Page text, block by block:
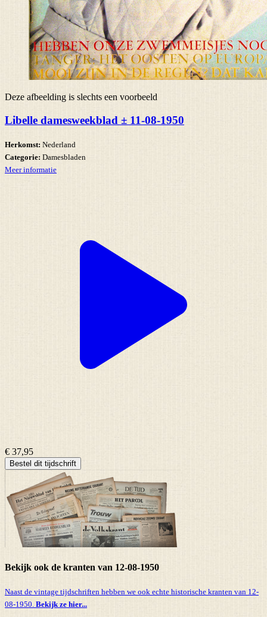
Deze afbeelding is slechts een voorbeeld
Libelle damesweekblad ± 11-08-1950
Herkomst: Nederland
Categorie: Damesbladen
Meer informatie
€ 37,95
Bestel dit tijdschrift
Bekijk ook de kranten van 12-08-1950
Naast de vintage tijdschriften hebben we ook echte historische kranten van 12-
08-1950. Bekijk ze hier...